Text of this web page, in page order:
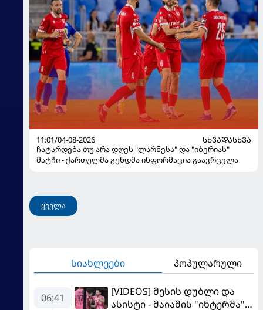
11:01/04-08-2026
ᲡᲮᲕᲐᲓᲐᲡᲮᲕᲐ
ჩატარდება თუ არა დღეს "ლარნესა" და "იბერიას"
მატჩი - ქართულმა გუნდმა ინფორმაცია გაავრცელა
ყველა
სიახლეები პოპულარული
06:41
[VIDEOS] მესის დუბლი და
ასისტი - მაიამის "ინტერმა"